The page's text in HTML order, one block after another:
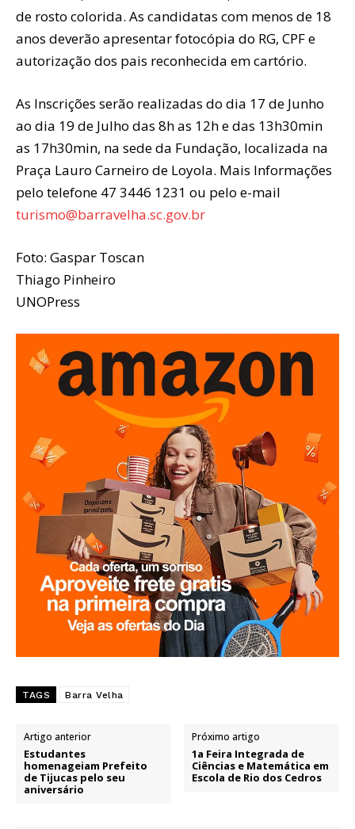
de rosto colorida. As candidatas com menos de 18
anos deverão apresentar fotocópia do RG, CPF e
autorização dos pais reconhecida em cartório.
As Inscrições serão realizadas do dia 17 de Junho
ao dia 19 de Julho das 8h as 12h e das 13h30min
as 17h30min, na sede da Fundação, localizada na
Praça Lauro Carneiro de Loyola. Mais Informações
pelo telefone 47 3446 1231 ou pelo e-mail
turismo@barravelha.sc.gov.br
Foto: Gaspar Toscan
Thiago Pinheiro
UNOPress
TAGS Barra Velha
Artigo anterior
Estudantes
homenageiam Prefeito
de Tijucas pelo seu
aniversário
Próximo artigo
1a Feira Integrada de
Ciências e Matemática em
Escola de Rio dos Cedros